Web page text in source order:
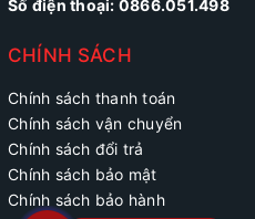
Số điện thoại: 0866.051.498
CHÍNH SÁCH
Chính sách thanh toán
Chính sách vận chuyển
Chính sách đổi trả
Chính sách bảo mật
Chính sách bảo hành